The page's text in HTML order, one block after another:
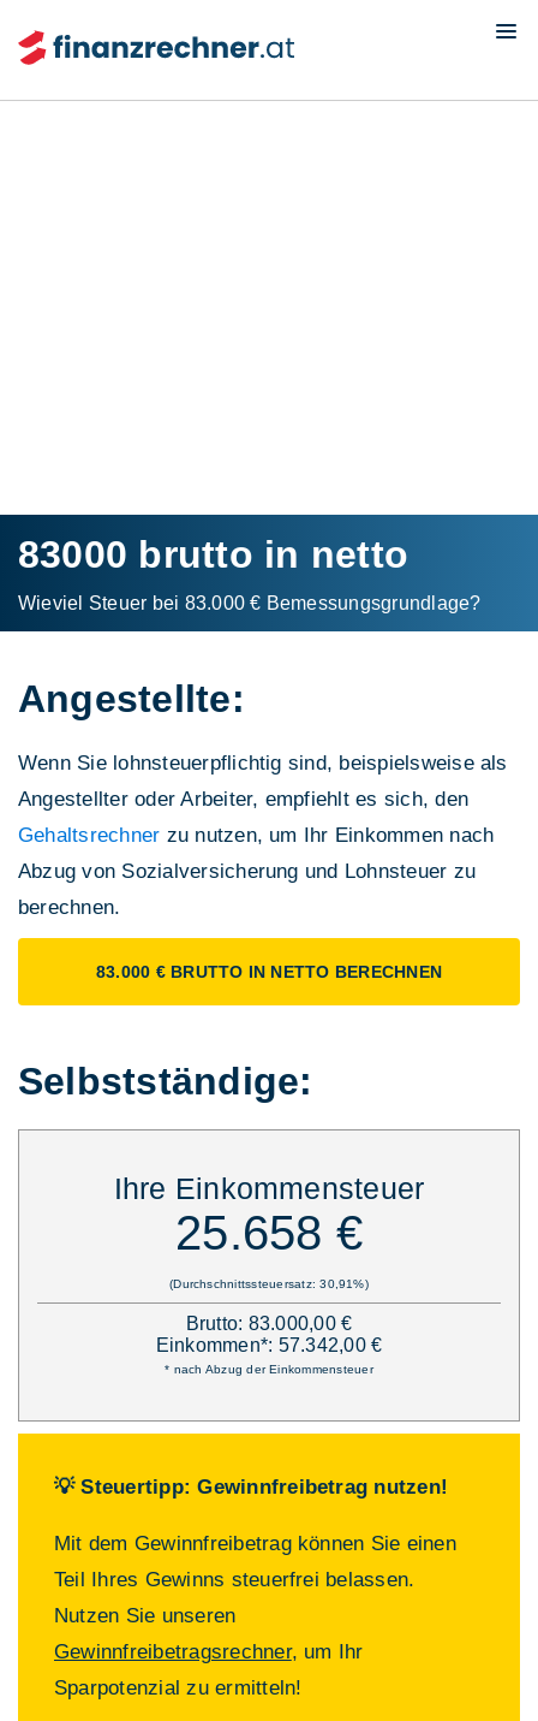
83000 brutto in netto
Wieviel Steuer bei 83.000 € Bemessungs­grundlage?
Angestellte:
Wenn Sie lohnsteuerpflichtig sind, beispielsweise als
Angestellter oder Arbeiter, empfiehlt es sich, den
Gehaltsrechner zu nutzen, um Ihr Einkommen nach
Abzug von Sozialversicherung und Lohnsteuer zu
berechnen.
83.000 € BRUTTO IN NETTO BERECHNEN
Selbstständige:
Ihre Einkommensteuer
25.658 €
(Durchschnittssteuersatz: 30,91%)
Brutto: 83.000,00 €
Einkommen*: 57.342,00 €
* nach Abzug der Einkommensteuer
💡 Steuertipp: Gewinnfreibetrag nutzen!
Mit dem Gewinnfreibetrag können Sie einen
Teil Ihres Gewinns steuerfrei belassen.
Nutzen Sie unseren
Gewinnfreibetragsrechner, um Ihr
Sparpotenzial zu ermitteln!